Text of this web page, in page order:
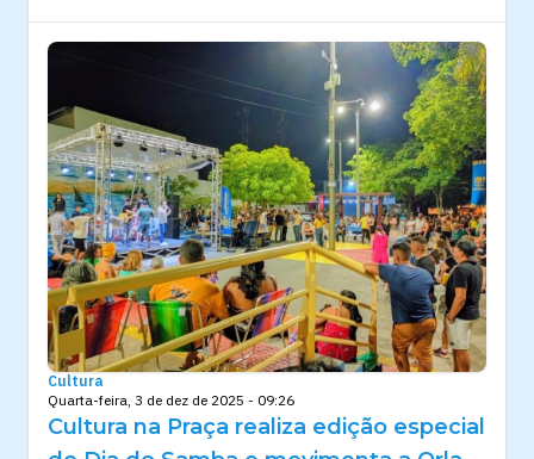
Cultura
Quarta-feira, 3 de dez de 2025 - 09:26
Cultura na Praça realiza edição especial